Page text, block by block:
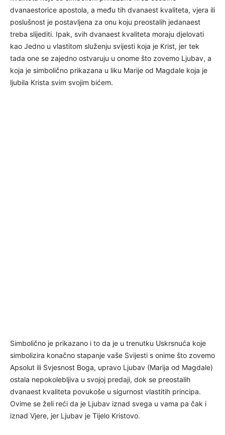
dvanaestorice apostola, a među tih dvanaest kvaliteta, vjera ili
poslušnost je postavljena za onu koju preostalih jedanaest
treba slijediti. Ipak, svih dvanaest kvaliteta moraju djelovati
kao Jedno u vlastitom služenju svijesti koja je Krist, jer tek
tada one se zajedno ostvaruju u onome što zovemo Ljubav, a
koja je simbolično prikazana u liku Marije od Magdale koja je
ljubila Krista svim svojim bićem.
Simbolično je prikazano i to da je u trenutku Uskrsnuća koje
simbolizira konačno stapanje vaše Svijesti s onime što zovemo
Apsolut ili Svjesnost Boga, upravo Ljubav (Marija od Magdale)
ostala nepokolebljiva u svojoj predaji, dok se preostalih
dvanaest kvaliteta povukoše u sigurnost vlastitih principa.
Ovime se želi reći da je Ljubav iznad svega u vama pa čak i
iznad Vjere, jer Ljubav je Tijelo Kristovo.